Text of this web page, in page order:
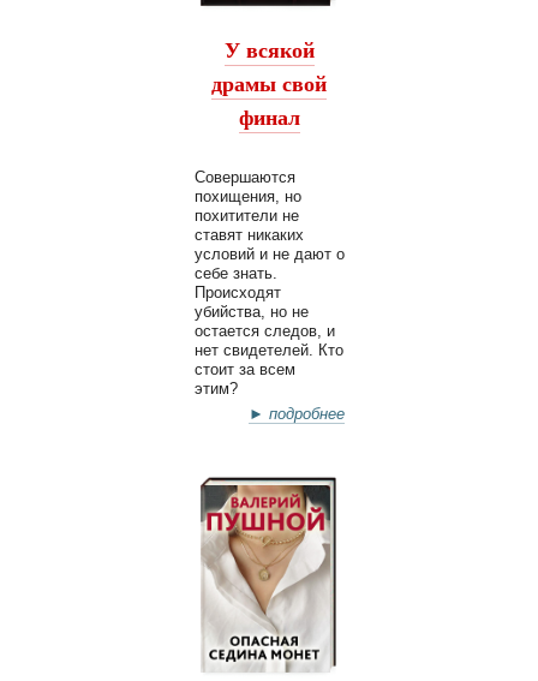
У всякой
драмы свой
финал
Совершаются
похищения, но
похитители не
ставят никаких
условий и не дают о
себе знать.
Происходят
убийства, но не
остается следов, и
нет свидетелей. Кто
стоит за всем
этим?
► подробнее